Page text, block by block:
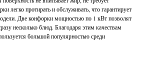
легко протирать и обслуживать, что гарантирует
Две конфорки мощностью по 1 кВт позволят
несколько блюд. Благодаря этим качествам
большой популярностью среди